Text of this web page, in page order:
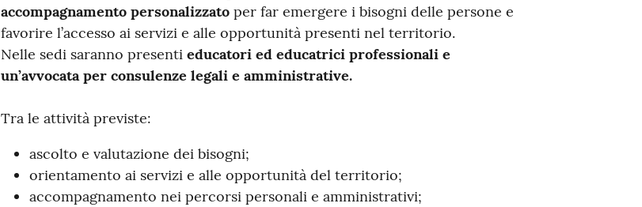
accompagnamento personalizzato per far emergere i bisogni delle persone e
favorire l’accesso ai servizi e alle opportunità presenti nel territorio.
Nelle sedi saranno presenti educatori ed educatrici professionali e
un’avvocata per consulenze legali e amministrative.
Tra le attività previste:
ascolto e valutazione dei bisogni;
orientamento ai servizi e alle opportunità del territorio;
accompagnamento nei percorsi personali e amministrativi;